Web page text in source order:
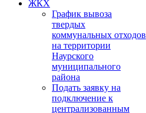
ЖКХ
График вывоза
твердых
коммунальных отходов
на территории
Наурского
муниципального
района
Подать заявку на
подключение к
централизованным